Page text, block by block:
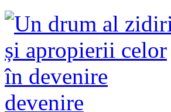
devenire